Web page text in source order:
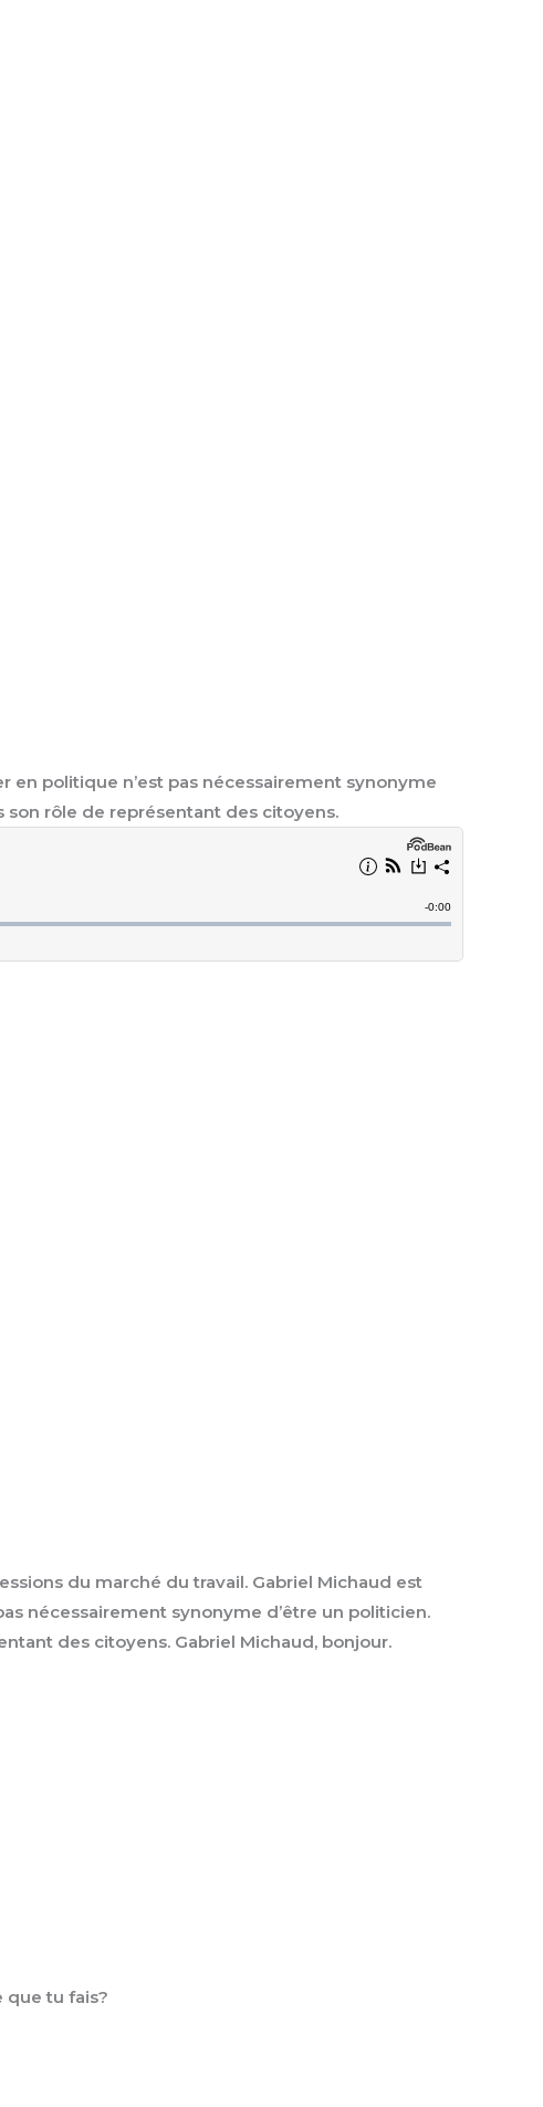
en politique n’est pas nécessairement synonyme
son rôle de représentant des citoyens.
du marché du travail. Gabriel Michaud est
nécessairement synonyme d’être un politicien.
des citoyens. Gabriel Michaud, bonjour.
que tu fais?